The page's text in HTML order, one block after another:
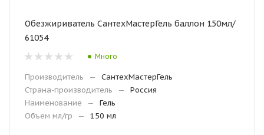
Обезжириватель СантехМастерГель баллон 150мл/
61054
Много
Производитель —
СантехМастерГель
Страна-производитель
—
Россия
Наименование
—
Гель
Объем мл/гр
— 150 мл